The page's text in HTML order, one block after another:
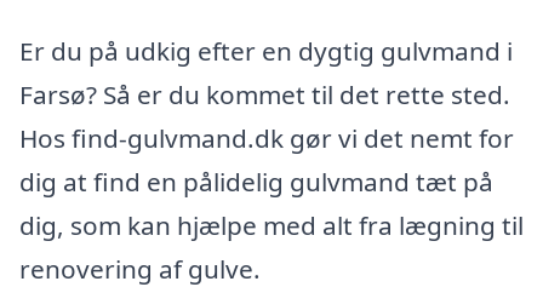
Er du på udkig efter en dygtig gulvmand i
Farsø? Så er du kommet til det rette sted.
Hos find-gulvmand.dk gør vi det nemt for
dig at find en pålidelig gulvmand tæt på
dig, som kan hjælpe med alt fra lægning til
renovering af gulve.